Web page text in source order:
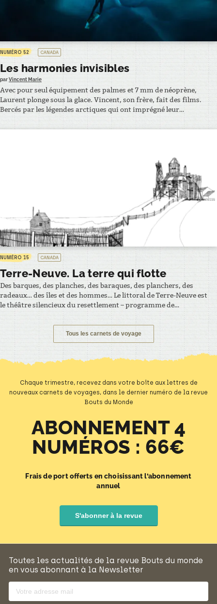
NUMÉRO 52 CANADA
Les harmonies invisibles
parVincent Marie
Avec pour seul équipement des palmes et 7 mm de néoprène,
Laurent plonge sous la glace. Vincent, son frère, fait des films.
Bercés par les légendes arctiques qui ont imprégné leur
imaginaire d’enfant, ils partent ensemble à la rencontre du
narval. Joël, leur père, appareil photo en bandoulière, les
NUMÉRO 15 CANADA
Terre-Neuve. La terre qui flotte
Des barques, des planches, des baraques, des planchers, des
radeaux… des îles et des hommes… Le littoral de Terre-Neuve est
le théâtre silencieux du resettlement – programme de
réinstallation instauré par le gouvernement entre 1954 et 1975.
300 hameaux abandonnés, 30 000 personnes déplacées. Pour la
plupart arrivés par la mer, les Terre-neuviens installés sur…
Tous les carnets de voyage
Chaque trimestre, recevez dans votre boîte aux lettres de
nouveaux carnets de voyages, dans le dernier numéro de la revue
Bouts du Monde
ABONNEMENT 4
NUMÉROS : 66€
Frais de port offerts en choisissant l’abonnement
annuel
S'abonner à la revue
Toutes les actualités de la revue Bouts du monde
en vous abonnant à la Newsletter